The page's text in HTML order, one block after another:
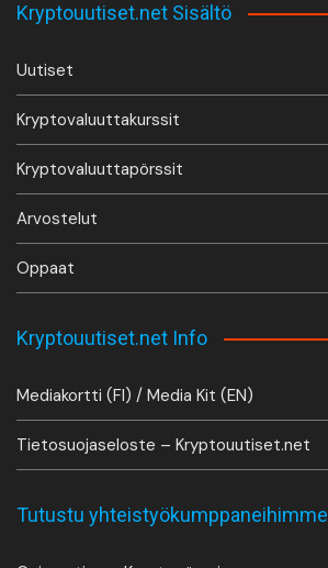
Kryptouutiset.net Sisältö
Uutiset
Kryptovaluuttakurssit
Kryptovaluuttapörssit
Arvostelut
Oppaat
Kryptouutiset.net Info
Mediakortti (FI) / Media Kit (EN)
Tietosuojaseloste – Kryptouutiset.net
Tutustu yhteistyökumppaneihimme